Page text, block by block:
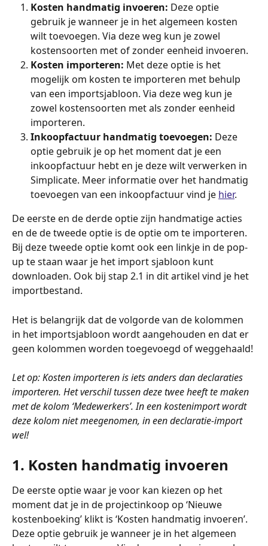
Kosten handmatig invoeren: Deze optie
gebruik je wanneer je in het algemeen kosten
wilt toevoegen. Via deze weg kun je zowel
kostensoorten met of zonder eenheid invoeren.
Kosten importeren: Met deze optie is het
mogelijk om kosten te importeren met behulp
van een importsjabloon. Via deze weg kun je
zowel kostensoorten met als zonder eenheid
importeren.
Inkoopfactuur handmatig toevoegen: Deze
optie gebruik je op het moment dat je een
inkoopfactuur hebt en je deze wilt verwerken in
Simplicate. Meer informatie over het handmatig
toevoegen van een inkoopfactuur vind je hier.
De eerste en de derde optie zijn handmatige acties
en de de tweede optie is de optie om te importeren.
Bij deze tweede optie komt ook een linkje in de pop-
up te staan waar je het import sjabloon kunt
downloaden. Ook bij stap 2.1 in dit artikel vind je het
importbestand.
Het is belangrijk dat de volgorde van de kolommen
in het importsjabloon wordt aangehouden en dat er
geen kolommen worden toegevoegd of weggehaald!
Let op: Kosten importeren is iets anders dan declaraties
importeren. Het verschil tussen deze twee heeft te maken
met de kolom ‘Medewerkers’. In een kostenimport wordt
deze kolom niet meegenomen, in een declaratie-import
wel!
1. Kosten handmatig invoeren
De eerste optie waar je voor kan kiezen op het
moment dat je in de projectinkoop op ‘Nieuwe
kostenboeking’ klikt is ‘Kosten handmatig invoeren’.
Deze optie gebruik je wanneer je in het algemeen